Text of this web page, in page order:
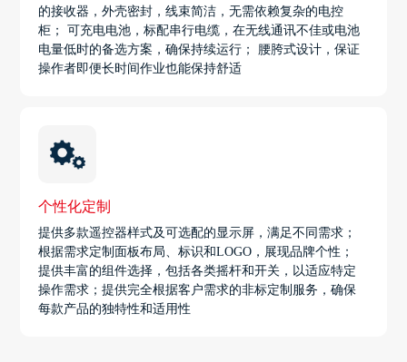
的接收器，外壳密封，线束简洁，无需依赖复杂的电控
柜； 可充电电池，标配串行电缆，在无线通讯不佳或电池
电量低时的备选方案，确保持续运行； 腰胯式设计，保证
操作者即便长时间作业也能保持舒适
个性化定制
提供多款遥控器样式及可选配的显示屏，满足不同需求；
根据需求定制面板布局、标识和LOGO，展现品牌个性；
提供丰富的组件选择，包括各类摇杆和开关，以适应特定
操作需求；提供完全根据客户需求的非标定制服务，确保
每款产品的独特性和适用性